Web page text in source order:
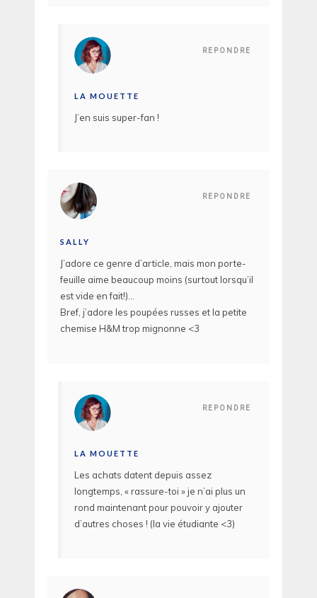
REPONDRE
LA MOUETTE
J’en suis super-fan !
REPONDRE
SALLY
J’adore ce genre d’article, mais mon porte-
feuille aime beaucoup moins (surtout lorsqu’il
est vide en fait!)…
Bref, j’adore les poupées russes et la petite
chemise H&M trop mignonne <3
REPONDRE
LA MOUETTE
Les achats datent depuis assez
longtemps, « rassure-toi » je n’ai plus un
rond maintenant pour pouvoir y ajouter
d’autres choses ! (la vie étudiante <3)